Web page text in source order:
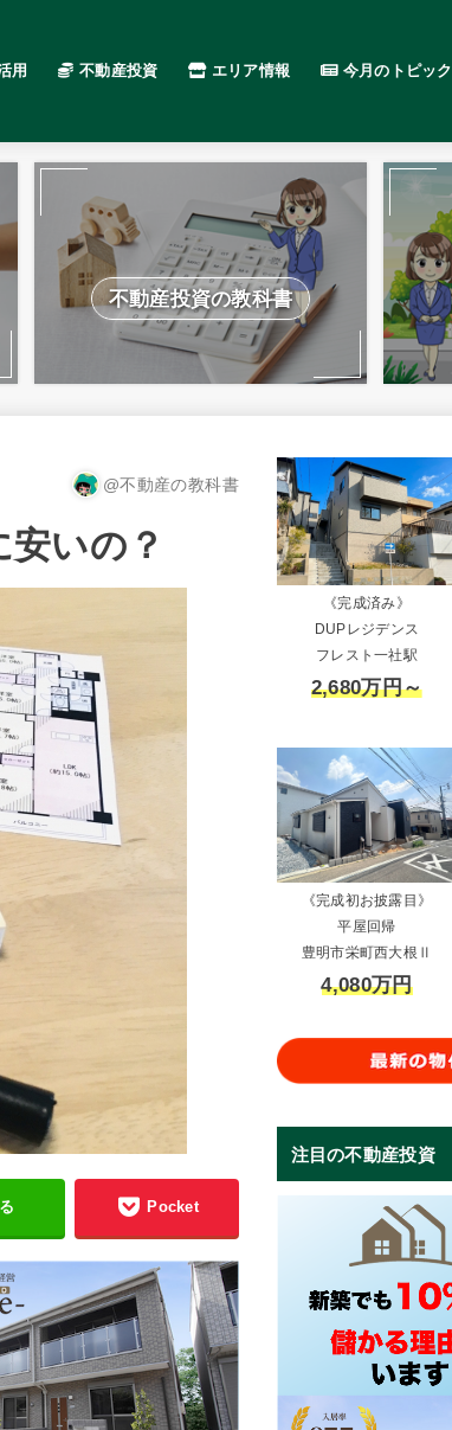
用 不動産投資 エリア情報 今月のトピック
不動産投資の教科書
@不動産の教科書
いの？
Pocket
《完成済み》
DUPレジデンス
フレスト一社駅
2,680万円～
《完成初お披露目》
平屋回帰
豊明市栄町西大根Ⅱ
4,080万円
注目の不動産投資